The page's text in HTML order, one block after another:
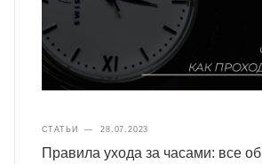
СТАТЬИ — 28.07.2023
Правила ухода за часами: все об